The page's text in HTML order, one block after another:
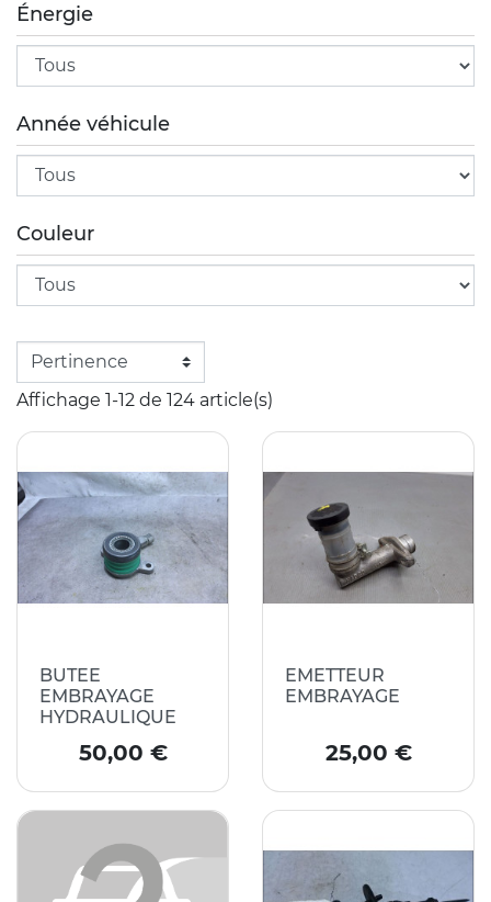
Énergie
Année véhicule
Couleur
Affichage 1-12 de 124 article(s)
BUTEE
EMBRAYAGE
HYDRAULIQUE
Prix
50,00 €
EMETTEUR
EMBRAYAGE
Prix
25,00 €